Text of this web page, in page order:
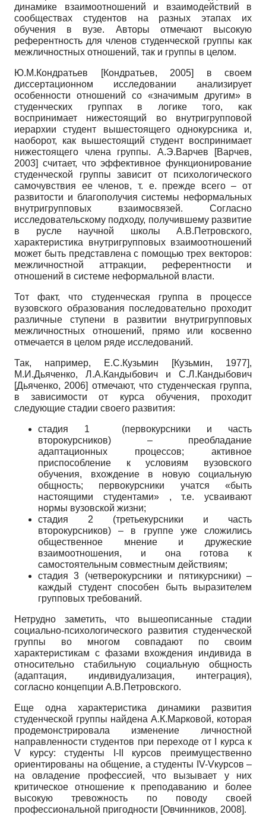
динамике взаимоотношений и взаимодействий в
сообществах студентов на разных этапах их
обучения в вузе. Авторы отмечают высокую
референтность для членов студенческой группы как
межличностных отношений, так и группы в целом.
Ю.М.Кондратьев [Кондратьев, 2005]
в своем
диссертационном исследовании анализирует
особенности отношений со «значимым другим» в
студенческих группах в логике того, как
воспринимает нижестоящий во внутригрупповой
иерархии студент вышестоящего однокурсника и,
наоборот, как вышестоящий студент воспринимает
нижестоящего члена группы. А.Э.Варчев
[Варчев,
2003] считает, что эффективное функционирование
студенческой группы зависит от психологического
самочувствия ее членов, т. е. прежде всего – от
развитости и благополучия системы неформальных
внутригрупповых взаимосвязей. Согласно
исследовательскому подходу, получившему развитие
в русле научной школы А.В.Петровского,
характеристика внутригрупповых взаимоотношений
может быть представлена с помощью трех векторов:
межличностной аттракции, референтности и
отношений в системе неформальной власти.
Тот факт, что студенческая группа в процессе
вузовского образования последовательно проходит
различные ступени в развитии внутригрупповых
межличностных отношений, прямо или косвенно
отмечается в целом ряде исследований.
Так, например, Е.С.Кузьмин [Кузьмин, 1977],
М.И.Дьяченко, Л.А.Кандыбович и С.Л.Кандыбович
[Дьяченко, 2006] отмечают, что студенческая группа,
в зависимости от курса обучения, проходит
следующие стадии своего развития:
стадия 1 (первокурсники и часть
второкурсников) – преобладание
адаптационных процессов; активное
приспособление к условиям вузовского
обучения, вхождение в новую социальную
общность; первокурсники учатся «быть
настоящими студентами» , т.е. усваивают
нормы вузовской жизни;
стадия 2 (третьекурсники и часть
второкурсников) – в группе уже сложились
общественное мнение и дружеские
взаимоотношения, и она готова к
самостоятельным совместным действиям;
стадия 3 (четверокурсники и пятикурсники) –
каждый студент способен быть выразителем
групповых требований.
Нетрудно заметить, что вышеописанные стадии
социально-психологического развития студенческой
группы во многом совпадают по своим
характеристикам с фазами вхождения индивида в
относительно стабильную социальную общность
(адаптация, индивидуализация, интеграция),
согласно концепции А.В.Петровского.
Еще одна характеристика динамики развития
студенческой группы найдена А.К.Марковой, которая
продемонстрировала изменение личностной
направленности студентов при переходе от I курса к
V курсу: студенты I-II курсов преимущественно
ориентированы на общение, а студенты IV-Vкурсов –
на овладение профессией, что вызывает у них
критическое отношение к преподаванию и более
высокую тревожность по поводу своей
профессиональной пригодности [Овчинников, 2008].